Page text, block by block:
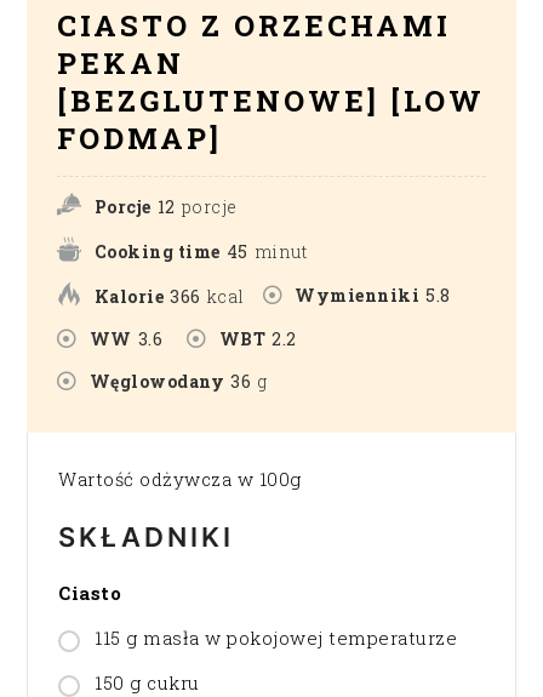
CIASTO Z ORZECHAMI
PEKAN
[BEZGLUTENOWE] [LOW
FODMAP]
Porcje 12 porcje
Cooking time 45 minut
Kalorie 366 kcal Wymienniki 5.8
WW 3.6 WBT 2.2
Węglowodany 36 g
Wartość odżywcza w 100g
SKŁADNIKI
Ciasto
115 g masła w pokojowej temperaturze
150 g cukru